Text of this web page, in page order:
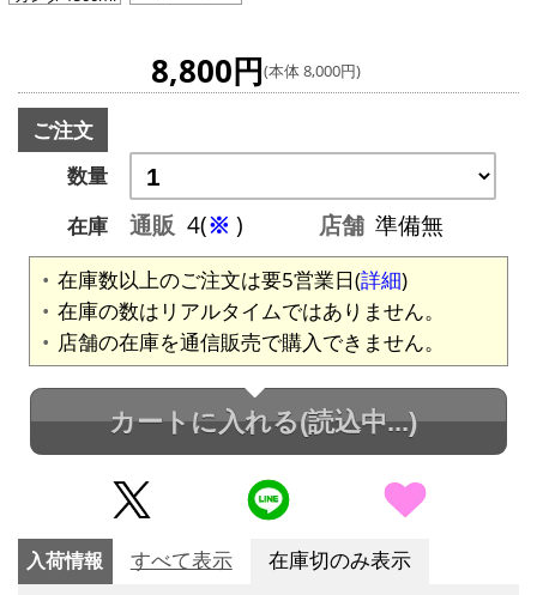
8,800円(本体 8,000円)
ご注文
数量
在庫
通販 4(※ ) 店舗 準備無
在庫数以上のご注文は要5営業日(詳細)
在庫の数はリアルタイムではありません。
店舗の在庫を通信販売で購入できません。
カートに入れる(読込中...)
入荷情報 すべて表示 在庫切のみ表示